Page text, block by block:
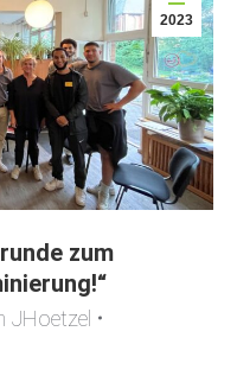
2023
zum
JHoetzel